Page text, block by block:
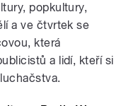
popkultury,
a ve čtvrtek se
která
a lidí, kteří si